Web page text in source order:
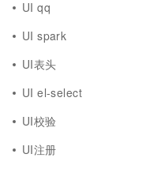
UI qq
UI spark
UI表头
UI el-select
UI校验
UI注册